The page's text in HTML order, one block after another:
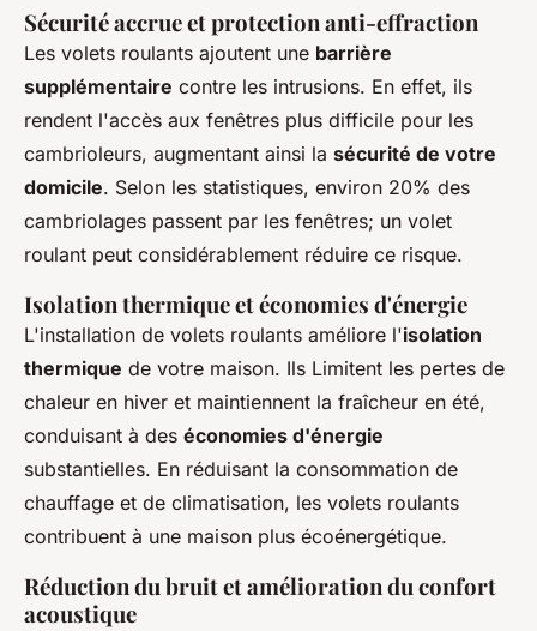
Sécurité accrue et protection anti-effraction
Les volets roulants ajoutent une barrière
supplémentaire contre les intrusions. En effet, ils
rendent l'accès aux fenêtres plus difficile pour les
cambrioleurs, augmentant ainsi la sécurité de votre
domicile. Selon les statistiques, environ 20% des
cambriolages passent par les fenêtres; un volet
roulant peut considérablement réduire ce risque.
Isolation thermique et économies d'énergie
L'installation de volets roulants améliore l'isolation
thermique de votre maison. Ils Limitent les pertes de
chaleur en hiver et maintiennent la fraîcheur en été,
conduisant à des économies d'énergie
substantielles. En réduisant la consommation de
chauffage et de climatisation, les volets roulants
contribuent à une maison plus écoénergétique.
Réduction du bruit et amélioration du confort
acoustique